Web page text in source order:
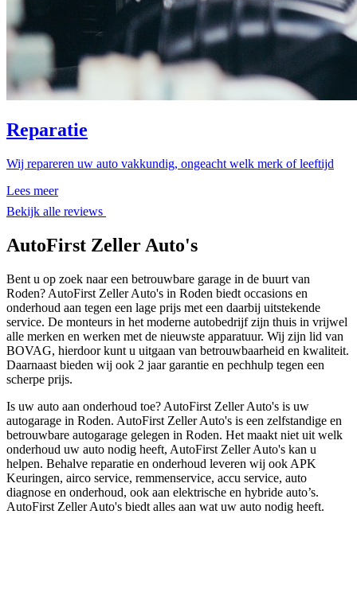
Reparatie
Wij repareren uw auto vakkundig, ongeacht welk merk of leeftijd
Lees meer
Bekijk alle reviews
AutoFirst Zeller Auto's
Bent u op zoek naar een betrouwbare garage in de buurt van
Roden? AutoFirst Zeller Auto's in Roden biedt occasions en
onderhoud aan tegen een lage prijs met een daarbij uitstekende
service. De monteurs in het moderne autobedrijf zijn thuis in vrijwel
alle merken en werken met de nieuwste apparatuur. Wij zijn lid van
BOVAG, hierdoor kunt u uitgaan van betrouwbaarheid en kwaliteit.
Daarnaast bieden wij ook 2 jaar garantie en pechhulp tegen een
scherpe prijs.
Is uw auto aan onderhoud toe? AutoFirst Zeller Auto's is uw
autogarage in Roden. AutoFirst Zeller Auto's is een zelfstandige en
betrouwbare autogarage gelegen in Roden. Het maakt niet uit welk
onderhoud uw auto nodig heeft, AutoFirst Zeller Auto's kan u
helpen. Behalve reparatie en onderhoud leveren wij ook APK
Keuringen, airco service, remmenservice, accu service, auto
diagnose en onderhoud, ook aan elektrische en hybride auto’s.
AutoFirst Zeller Auto's biedt alles aan wat uw auto nodig heeft.